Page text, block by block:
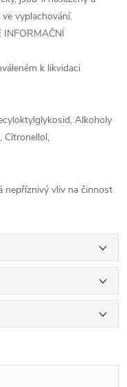
vyplachování.
INFORMAČNÍ
k likvidaci
Alkoholy
Citronellol,
nepříznivý vliv na činnost